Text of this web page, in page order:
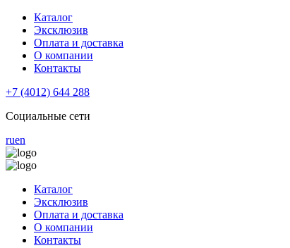
Каталог
Эксклюзив
Оплата и доставка
О компании
Контакты
+7 (4012) 644 288
Социальные сети
ruen
Каталог
Эксклюзив
Оплата и доставка
О компании
Контакты